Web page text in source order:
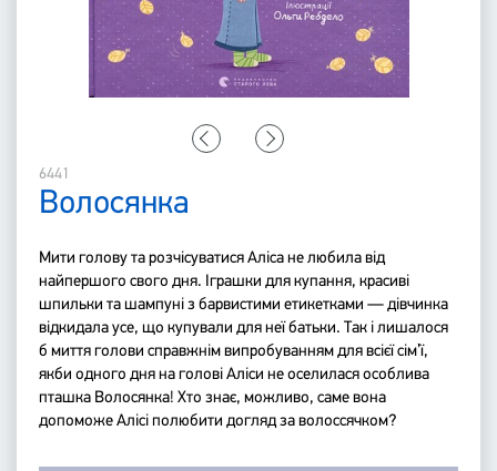
6441
Волосянка
Мити голову та розчісуватися Аліса не любила від
найпершого свого дня. Іграшки для купання, красиві
шпильки та шампуні з барвистими етикетками — дівчинка
відкидала усе, що купували для неї батьки. Так і лишалося
б миття голови справжнім випробуванням для всієї сім’ї,
якби одного дня на голові Аліси не оселилася особлива
пташка Волосянка! Хто знає, можливо, саме вона
допоможе Алісі полюбити догляд за волоссячком?